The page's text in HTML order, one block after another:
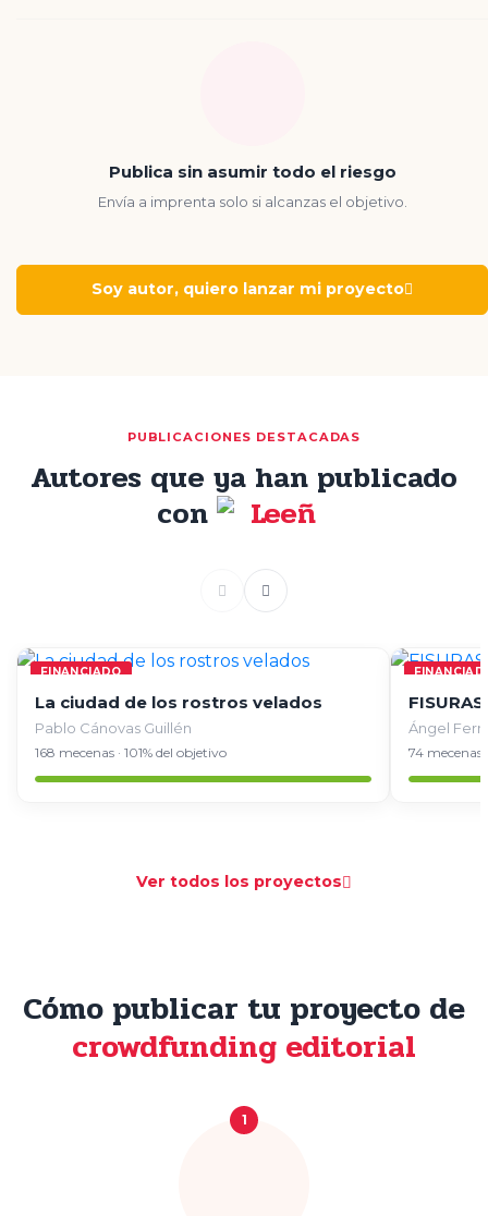
Publica sin asumir todo el riesgo
Envía a imprenta solo si alcanzas el objetivo.
Soy autor, quiero lanzar mi proyecto
PUBLICACIONES DESTACADAS
Autores que ya han publicado
con
FINANCIADO
La ciudad de los rostros velados
Pablo Cánovas Guillén
168 mecenas · 101% del objetivo
FISURAS
Ángel
74 mecenas
Ver todos los proyectos
Cómo publicar tu proyecto de
crowdfunding editorial
1